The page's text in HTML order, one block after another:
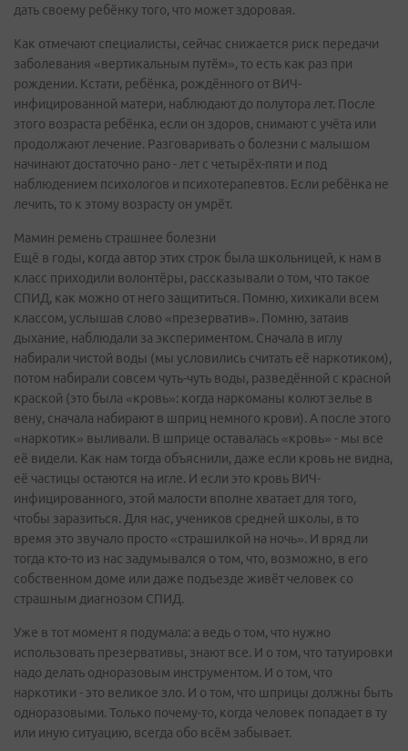
дать своему ребёнку того, что может здоровая.
Как отмечают специалисты, сейчас снижается риск передачи
заболевания «вертикальным путём», то есть как раз при
рождении. Кстати, ребёнка, рождённого от ВИЧ-
инфицированной матери, наблюдают до полутора лет. После
этого возраста ребёнка, если он здоров, снимают с учёта или
продолжают лечение. Разговаривать о болезни с малышом
начинают достаточно рано - лет с четырёх-пяти и под
наблюдением психологов и психотерапевтов. Если ребёнка не
лечить, то к этому возрасту он умрёт.
Мамин ремень страшнее болезни
Ещё в годы, когда автор этих строк была школьницей, к нам в
класс приходили волонтёры, рассказывали о том, что такое
СПИД, как можно от него защититься. Помню, хихикали всем
классом, услышав слово «презерватив». Помню, затаив
дыхание, наблюдали за экспериментом. Сначала в иглу
набирали чистой воды (мы условились считать её наркотиком),
потом набирали совсем чуть-чуть воды, разведённой с красной
краской (это была «кровь»: когда наркоманы колют зелье в
вену, сначала набирают в шприц немного крови). А после этого
«наркотик» выливали. В шприце оставалась «кровь» - мы все
её видели. Как нам тогда объяснили, даже если кровь не видна,
её частицы остаются на игле. И если это кровь ВИЧ-
инфицированного, этой малости вполне хватает для того,
чтобы заразиться. Для нас, учеников средней школы, в то
время это звучало просто «страшилкой на ночь». И вряд ли
тогда кто-то из нас задумывался о том, что, возможно, в его
собственном доме или даже подъезде живёт человек со
страшным диагнозом СПИД.
Уже в тот момент я подумала: а ведь о том, что нужно
использовать презервативы, знают все. И о том, что татуировки
надо делать одноразовым инструментом. И о том, что
наркотики - это великое зло. И о том, что шприцы должны быть
одноразовыми. Только почему-то, когда человек попадает в ту
или иную ситуацию, всегда обо всём забывает.